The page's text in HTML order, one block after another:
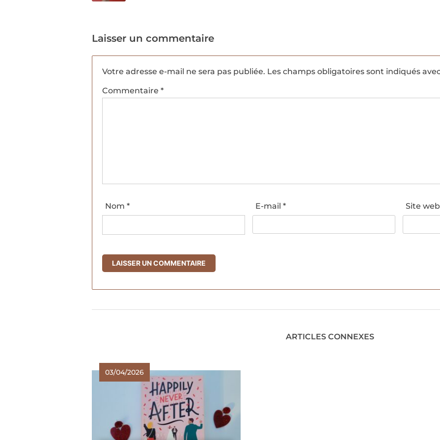
Laisser un commentaire
Votre adresse e-mail ne sera pas publiée. Les champs obligatoires sont indiqués
Commentaire *
Nom * E-mail* Site web
ARTICLES CONNEXES
03/04/2026